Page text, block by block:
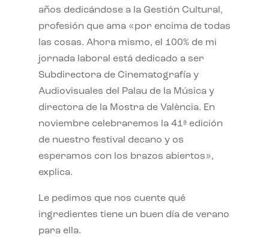
años dedicándose a la Gestión Cultural,
profesión que ama «por encima de todas
las cosas. Ahora mismo, el 100% de mi
jornada laboral está dedicado a ser
Subdirectora de Cinematografía y
Audiovisuales del Palau de la Música y
directora de la Mostra de València. En
noviembre celebraremos la 41ª edición
de nuestro festival decano y os
esperamos con los brazos abiertos»,
explica.
Le pedimos que nos cuente qué
ingredientes tiene un buen día de verano
para ella.